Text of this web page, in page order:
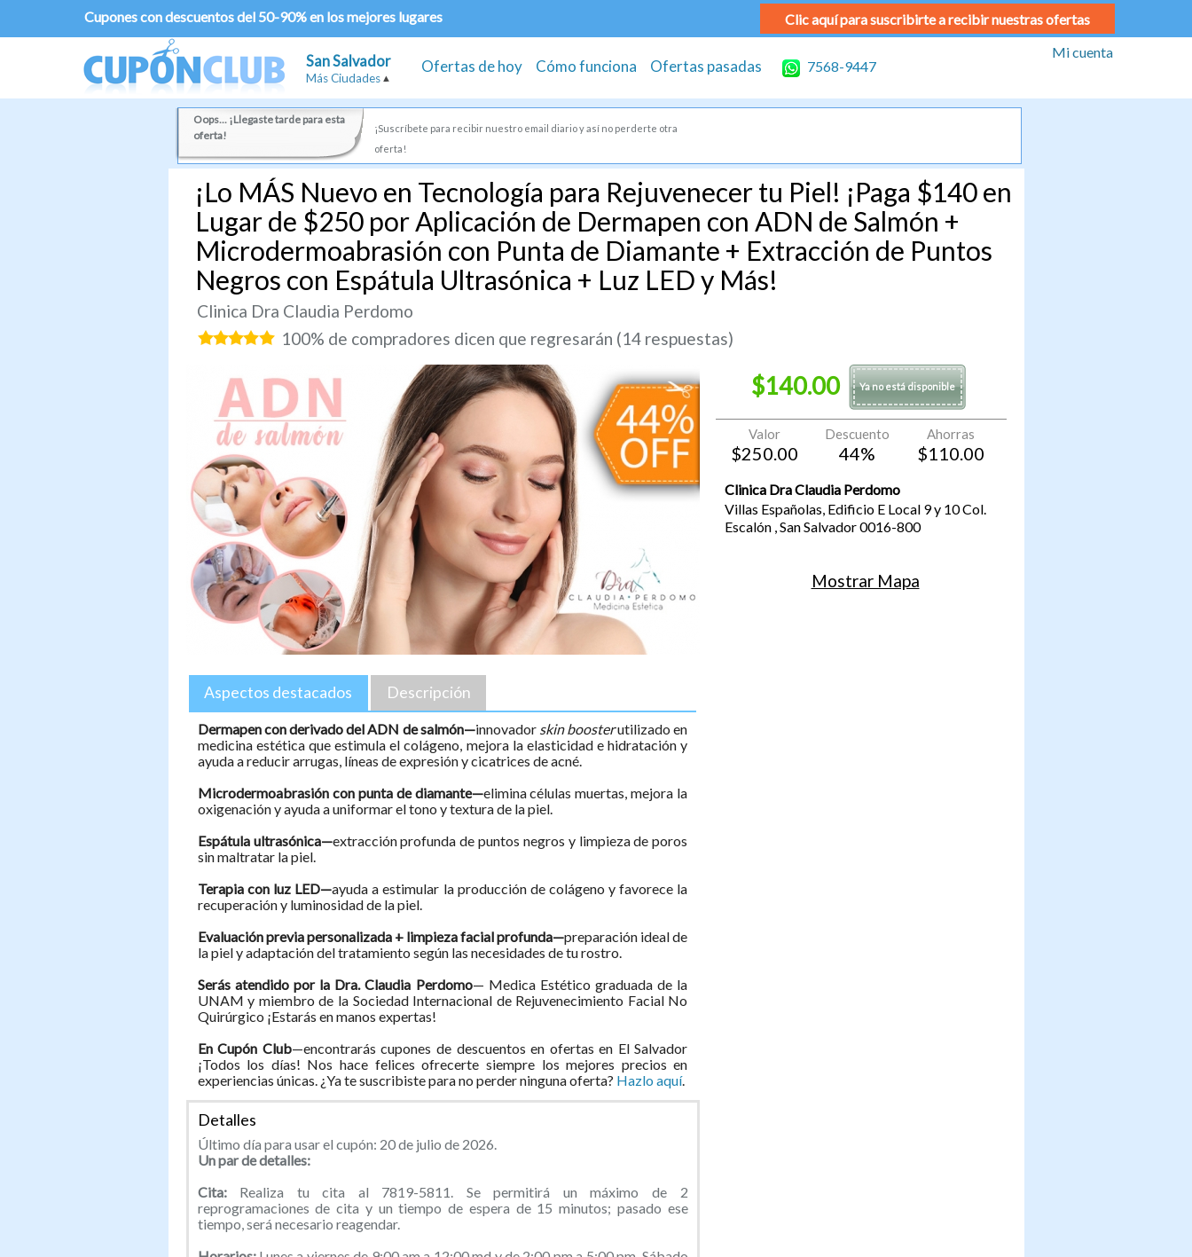
Cupones con descuentos del 50-90% en los mejores lugares Clic aquí para suscribirte a recibir nuestras ofertas
San Salvador
Más Ciudades
Ofertas de hoy Cómo funciona Ofertas pasadas 7568-9447
Mi cuenta
Oops... ¡Llegaste tarde para esta
oferta!
¡Suscríbete para recibir nuestro email diario y así no perderte otra
oferta!
¡Lo MÁS Nuevo en Tecnología para Rejuvenecer tu Piel! ¡Paga $140 en
Lugar de $250 por Aplicación de Dermapen con ADN de Salmón +
Microdermoabrasión con Punta de Diamante + Extracción de Puntos
Negros con Espátula Ultrasónica + Luz LED y Más!
Clinica Dra Claudia Perdomo
100% de compradores dicen que regresarán (14 respuestas)
Aspectos destacados Descripción
Dermapen con derivado del ADN de salmón—innovadorskin boosterutilizado en
medicina estética que estimula el colágeno, mejora la elasticidad e hidratación y
ayuda a reducir arrugas, líneas de expresión y cicatrices de acné.
Microdermoabrasión con punta de diamante—elimina células muertas, mejora la
oxigenación y ayuda a uniformar el tono y textura de la piel.
Espátula ultrasónica—extracción profunda de puntos negros y limpieza de poros
sin maltratar la piel.
Terapia con luz LED—ayuda a estimular la producción de colágeno y favorece la
recuperación y luminosidad de la piel.
Evaluación previa personalizada + limpieza facial profunda—preparación ideal de
la piel y adaptación del tratamiento según las necesidades de tu rostro.
Serás atendido por la Dra. Claudia Perdomo— Medica Estético graduada de la
UNAM y miembro de la Sociedad Internacional de Rejuvenecimiento Facial No
Quirúrgico ¡Estarás en manos expertas!
En Cupón Club—encontrarás cupones de descuentos en ofertas en El Salvador
¡Todos los días! Nos hace felices ofrecerte siempre los mejores precios en
experiencias únicas. ¿Ya te suscribiste para no perder ninguna oferta? Hazlo aquí.
Detalles
Último día para usar el cupón: 20 de julio de 2026.
Un par de detalles:
Cita: Realiza tu cita al 7819-5811. Se permitirá un máximo de 2
reprogramaciones de cita y un tiempo de espera de 15 minutos; pasado ese
tiempo, será necesario reagendar.
$140.00 Ya no está disponible
Valor
$250.00
Descuento
44%
Ahorras
$110.00
Clinica Dra Claudia Perdomo
Villas Españolas, Edificio E Local 9 y 10Col.
Escalón,San Salvador0016-800
Mostrar Mapa